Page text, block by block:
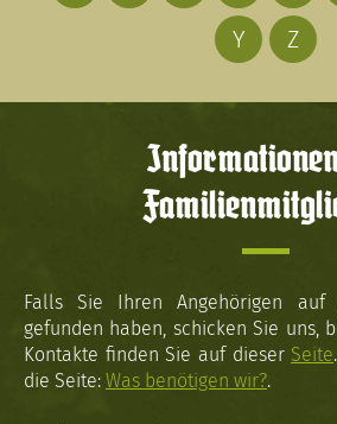
Y
Z
Falls Sie Ihren Angehörigen auf
gefunden haben, schicken Sie uns,
Kontakte finden Sie auf dieser Seite
die Seite: Was benötigen wir?.